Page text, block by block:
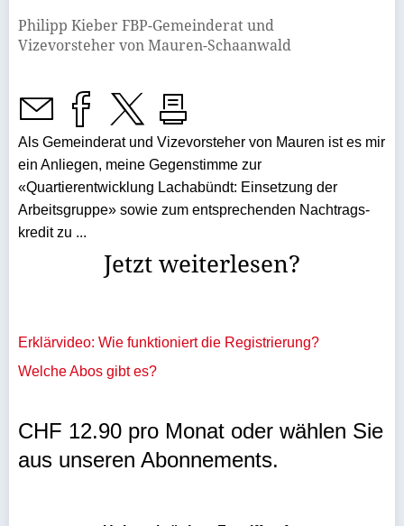
Philipp Kieber FBP-Gemeinderat und
Vizevorsteher von Mauren-Schaanwald
Als Gemeinderat und Vize­vorsteher von Mauren ist es mir
ein Anliegen, meine Gegenstimme zur
«Quartierentwicklung Lachabündt: Einsetzung der
Arbeitsgruppe» sowie zum entsprechenden Nachtrags­
kredit zu ...
Jetzt weiterlesen?
Erklärvideo: Wie funktioniert die Registrierung?
Welche Abos gibt es?
CHF 12.90 pro Monat oder wählen Sie
aus unseren Abonnements.